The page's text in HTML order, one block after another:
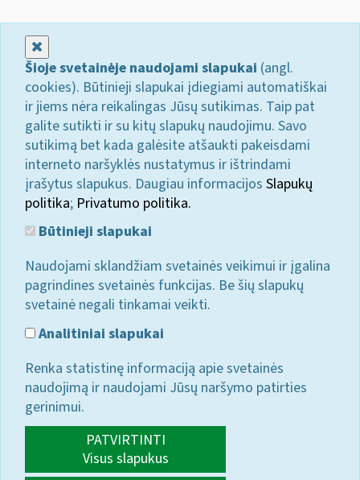
Šioje svetainėje naudojami slapukai (angl.
cookies). Būtinieji slapukai įdiegiami automatiškai
ir jiems nėra reikalingas Jūsų sutikimas. Taip pat
galite sutikti ir su kitų slapukų naudojimu. Savo
sutikimą bet kada galėsite atšaukti pakeisdami
interneto naršyklės nustatymus ir ištrindami
įrašytus slapukus. Daugiau informacijos Slapukų
politika; Privatumo politika.
Būtinieji slapukai
Naudojami sklandžiam svetainės veikimui ir įgalina
pagrindines svetainės funkcijas. Be šių slapukų
svetainė negali tinkamai veikti.
Analitiniai slapukai
Renka statistinę informaciją apie svetainės
naudojimą ir naudojami Jūsų naršymo patirties
gerinimui.
PATVIRTINTI
Visus slapukus